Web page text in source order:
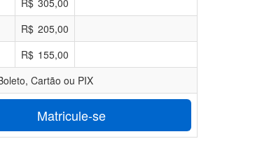
R$ 305,00
R$ 205,00
R$ 155,00
Cartão ou PIX
Matricule-se